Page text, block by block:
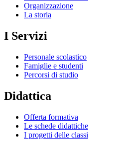
Organizzazione
La storia
I Servizi
Personale scolastico
Famiglie e studenti
Percorsi di studio
Didattica
Offerta formativa
Le schede didattiche
I progetti delle classi